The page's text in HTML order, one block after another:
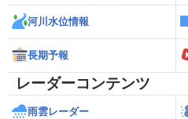
河川水位情報
長期予報
レーダーコンテンツ
雨雲レーダー